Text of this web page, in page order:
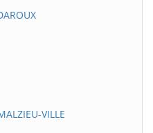
VILLE